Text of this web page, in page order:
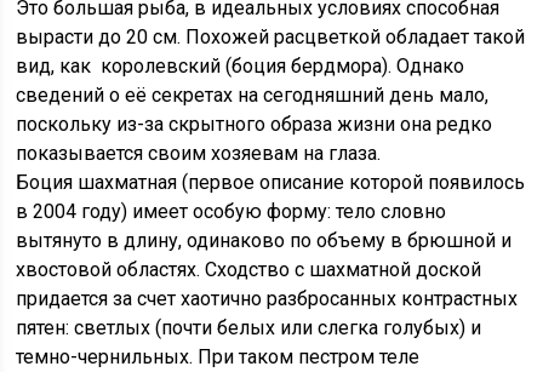
Это большая рыба, в идеальных условиях способная
вырасти до 20 см. Похожей расцветкой обладает такой
вид, как королевский (боция бердмора). Однако
сведений о её секретах на сегодняшний день мало,
поскольку из-за скрытного образа жизни она редко
показывается своим хозяевам на глаза.
Боция шахматная (первое описание которой появилось
в 2004 году) имеет особую форму: тело словно
вытянуто в длину, одинаково по объему в брюшной и
хвостовой областях. Сходство с шахматной доской
придается за счет хаотично разбросанных контрастных
пятен: светлых (почти белых или слегка голубых) и
темно-чернильных. При таком пестром теле